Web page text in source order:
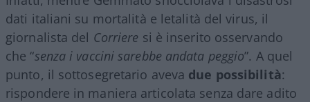
dati italiani su mortalità e letalità del virus, il
giornalista del Corriere si è inserito osservando
che “senza i vaccini sarebbe andata peggio”. A quel
punto, il sottosegretario aveva due possibilità:
rispondere in maniera articolata senza dare adito